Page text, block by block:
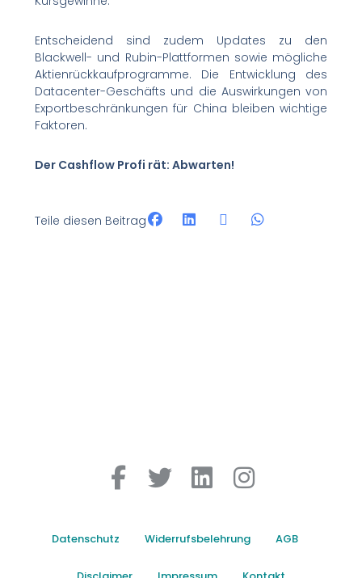
Entscheidend sind zudem Updates zu den
Blackwell- und Rubin-Plattformen sowie mögliche
Aktienrückkaufprogramme. Die Entwicklung des
Datacenter-Geschäfts und die Auswirkungen von
Exportbeschränkungen für China bleiben wichtige
Faktoren.
Der Cashflow Profi rät: Abwarten!
Teile diesen Beitrag
Datenschutz Widerrufsbelehrung AGB